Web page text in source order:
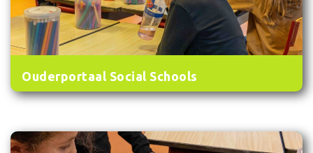
Ouderportaal Social Schools